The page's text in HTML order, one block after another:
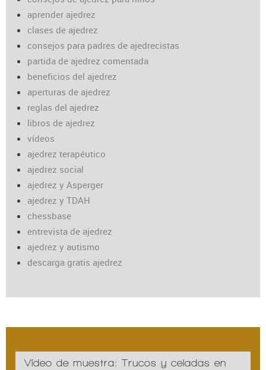
aprender ajedrez
clases de ajedrez
consejos para padres de ajedrecistas
partida de ajedrez comentada
beneficios del ajedrez
aperturas de ajedrez
reglas del ajedrez
libros de ajedrez
vídeos
ajedrez terapéutico
ajedrez social
ajedrez y Asperger
ajedrez y TDAH
chessbase
entrevista de ajedrez
ajedrez y autismo
descarga gratis ajedrez
Vídeo de muestra: Trucos y celadas en